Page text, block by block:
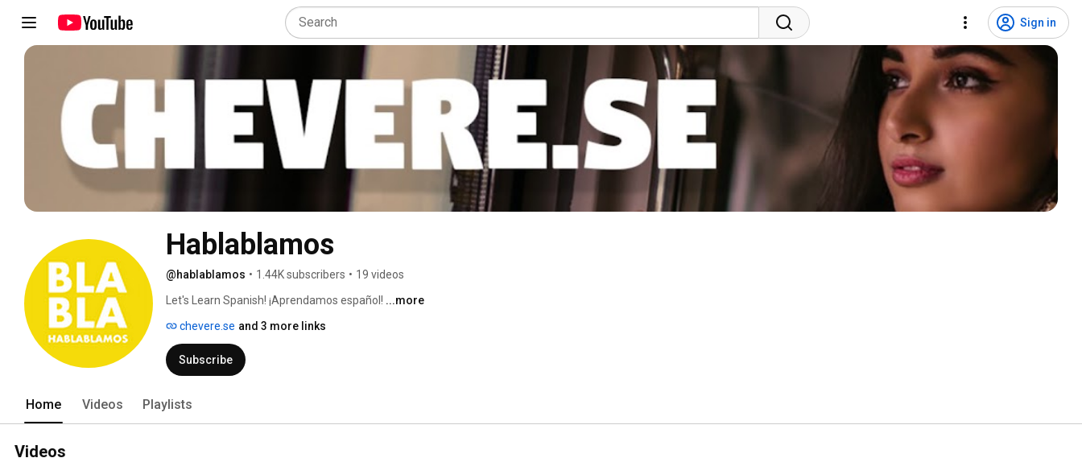
Sign in
Hablablamos
@hablablamos • 1.44K subscribers • 19 videos
Let's Learn Spanish! ¡Aprendamos español! ...more
chevere.se and 3 more links
Subscribe
Home Videos Playlists
Videos